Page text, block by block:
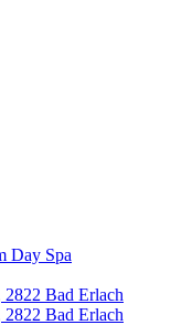
Day Spa
2822 Bad Erlach
2822 Bad Erlach